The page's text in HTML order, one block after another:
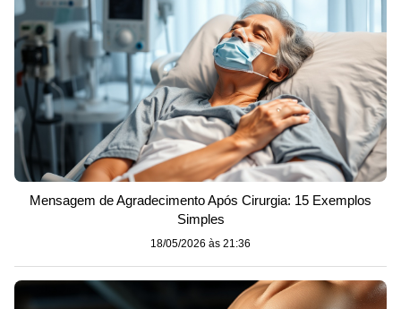
Mensagem de Agradecimento Após Cirurgia: 15 Exemplos
Simples
18/05/2026 às 21:36